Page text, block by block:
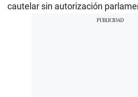
cautelar sin autorización